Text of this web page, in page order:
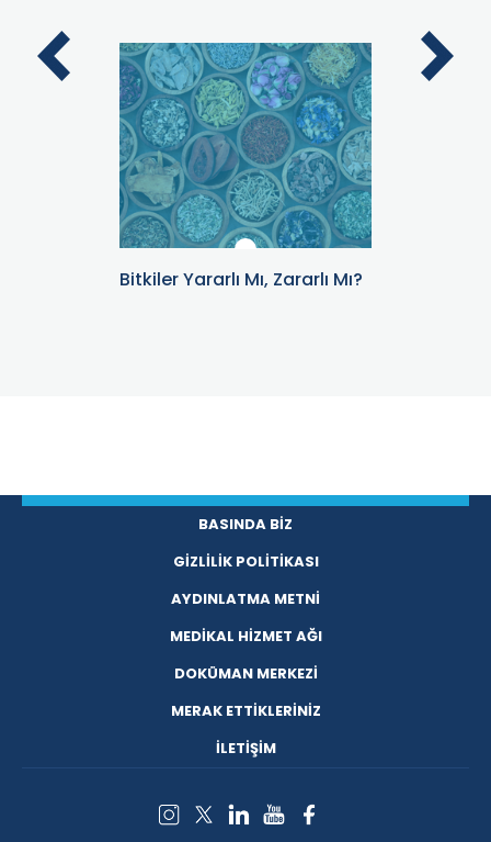
Bitkiler Yararlı Mı, Zararlı Mı?
BASINDA BİZ
GİZLİLİK POLİTİKASI
AYDINLATMA METNİ
MEDİKAL HİZMET AĞI
DOKÜMAN MERKEZİ
MERAK ETTİKLERİNİZ
İLETİŞİM